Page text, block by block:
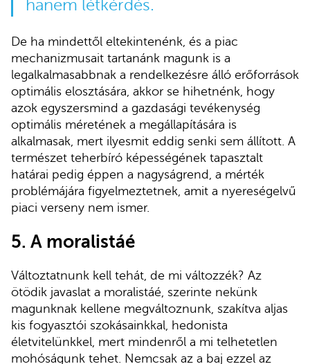
hanem létkérdés.
De ha mindettől eltekintenénk, és a piac
mechanizmusait tartanánk magunk is a
legalkalmasabbnak a rendelkezésre álló erőforrások
optimális elosztására, akkor se hihetnénk, hogy
azok egyszersmind a gazdasági tevékenység
optimális méretének a megállapítására is
alkalmasak, mert ilyesmit eddig senki sem állított. A
természet teherbíró képességének tapasztalt
határai pedig éppen a nagyságrend, a mérték
problémájára figyelmeztetnek, amit a nyereségelvű
piaci verseny nem ismer.
5. A moralistáé
Változtatnunk kell tehát, de mi változzék? Az
ötödik javaslat a moralistáé, szerinte nekünk
magunknak kellene megváltoznunk, szakítva aljas
kis fogyasztói szokásainkkal, hedonista
életvitelünkkel, mert mindenről a mi telhetetlen
mohóságunk tehet. Nemcsak az a baj ezzel az